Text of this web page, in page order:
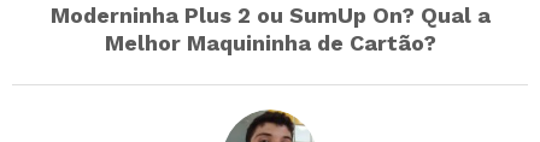
Moderninha Plus 2 ou SumUp On? Qual a
Melhor Maquininha de Cartão?